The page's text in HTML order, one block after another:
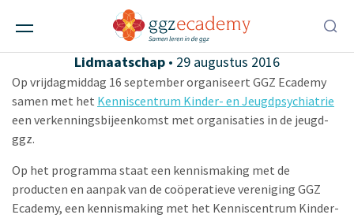
Verkenning in de jeugd-ggz
Ggz-instellingen,Scholen,
Lidmaatschap • 29 augustus 2016
Op vrijdagmiddag 16 september organiseert GGZ Ecademy
samen met het Kenniscentrum Kinder- en Jeugdpsychiatrie
een verkenningsbijeenkomst met organisaties in de jeugd-
ggz.
Op het programma staat een kennismaking met de
producten en aanpak van de coöperatieve vereniging GGZ
Ecademy, een kennismaking met het Kenniscentrum Kinder-